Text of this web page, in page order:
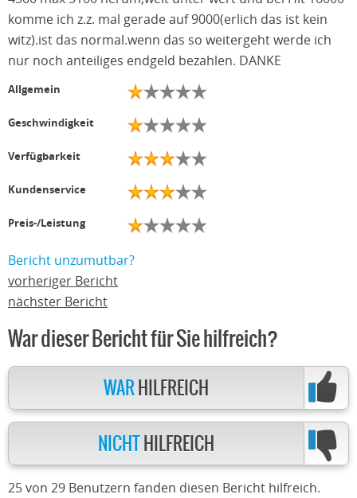
komme ich z.z. mal gerade auf 9000(erlich das ist kein
witz).ist das normal.wenn das so weitergeht werde ich
nur noch anteiliges endgeld bezahlen. DANKE
Allgemein
Geschwindigkeit
Verfügbarkeit
Kundenservice
Preis-/Leistung
Bericht unzumutbar?
vorheriger Bericht
nächster Bericht
War dieser Bericht für Sie hilfreich?
WAR HILFREICH
NICHT HILFREICH
25 von 29 Benutzern fanden diesen Bericht hilfreich.